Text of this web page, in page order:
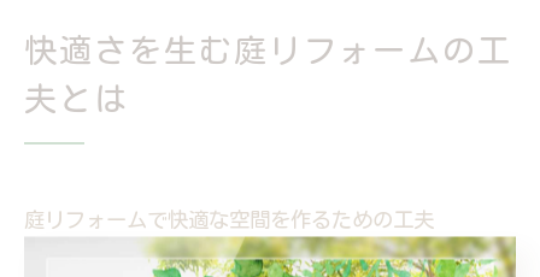
快適さを生む庭リフォームの工
夫とは
庭リフォームで快適な空間を作るための工夫
庭リフォームで快適な空間を作るには、まず家族構成や